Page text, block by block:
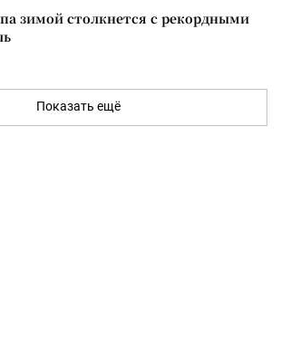
зимой столкнется с рекордными
Показать ещё